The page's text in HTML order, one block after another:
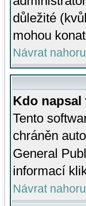
důležité
mohou
Návrat nahoru
Kdo
Tento
chráněn
General
informací
Návrat nahoru